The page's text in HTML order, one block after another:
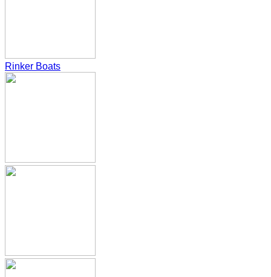
Rinker Boats